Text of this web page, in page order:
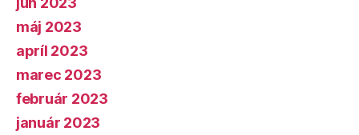
máj 2023
apríl 2023
marec 2023
február 2023
január 2023